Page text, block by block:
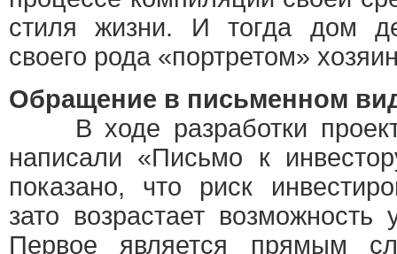
стиля жизни. И тогда дом
своего рода «портретом»
Обращение в письменном
В ходе разработки
написали «Письмо к
показано, что риск
зато возрастает возможность
Первое является прямым